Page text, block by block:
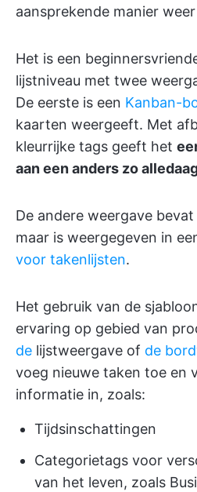
aansprekende manier
Het is een
lijstniveau met twee
De eerste is een Kanban-
kaarten weergeeft. Met
kleurrijke tags geeft het
aan een anders zo
De andere weergave
maar is weergegeven in
voor takenlijsten.
Het gebruik van de
ervaring op gebied van
de lijstweergave of de
voeg nieuwe taken toe en
informatie in, zoals:
Tijdsinschattingen
Categorietags voor
van het leven, zoals